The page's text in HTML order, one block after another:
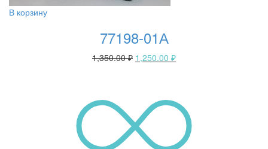
В корзину
77198-01А
1,350.00₽ 1,250.00 ₽